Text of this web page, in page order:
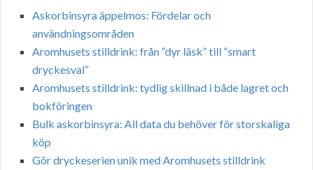
Askorbinsyra äppelmos: Fördelar och
användningsområden
Aromhusets stilldrink: från “dyr läsk” till “smart
dryckesval”
Aromhusets stilldrink: tydlig skillnad i både lagret och
bokföringen
Bulk askorbinsyra: All data du behöver för storskaliga
köp
Gör dryckeserien unik med Aromhusets stilldrink